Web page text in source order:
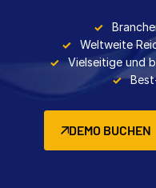
DEMO BUCHEN
Weltweite
Vielseitige und